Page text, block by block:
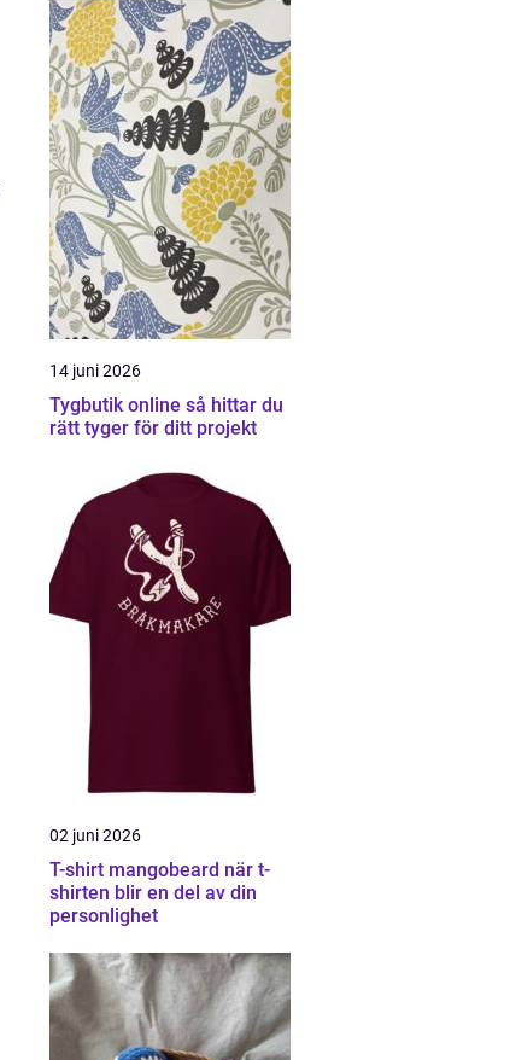
14 juni 2026
Tygbutik online så hittar du
rätt tyger för ditt projekt
02 juni 2026
T-shirt mangobeard när t-
shirten blir en del av din
personlighet